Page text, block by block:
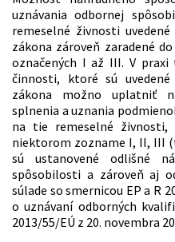
uznávania odbornej
remeselné živnosti
zákona zároveň zaradené
označených I až III. V
činnosti, ktoré sú
zákona možno uplatniť
splnenia a uznania
na tie remeselné živnosti,
niektorom zozname I, II, III
sú ustanovené odlišné
spôsobilosti a zároveň aj
súlade so smernicou EP a R
o uznávaní odborných
2013/55/EÚ z 20. novembra